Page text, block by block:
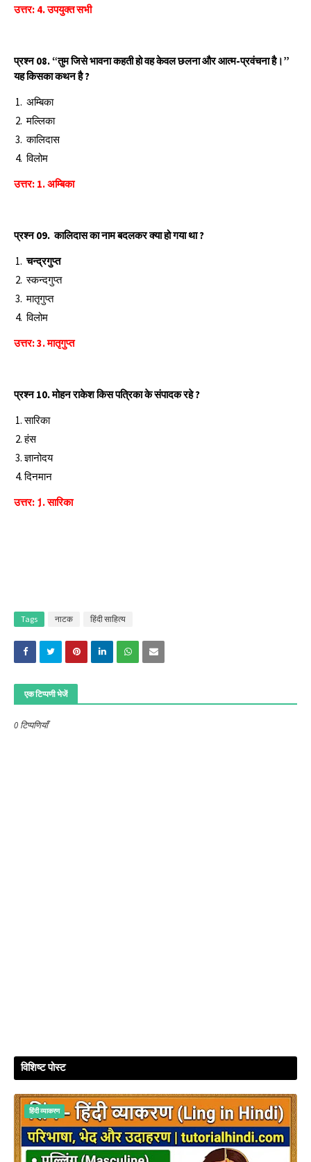
उत्तर: 4. उपयुक्त सभी
प्रश्‍न 08. “तुम जिसे भावना कहती हो वह केवल छलना और आत्म-प्रवंचना है।”
यह किसका कथन है ?
अम्बिका
मल्लिका
कालिदास
विलोम
उत्तर: 1. अम्बिका
प्रश्‍न 09. कालिदास का नाम बदलकर क्या हो गया था ?
चन्द्रगुप्त
स्कन्दगुप्त
मातृगुप्त
विलोम
उत्तर: 3. मातृगुप्त
प्रश्‍न 10. मोहन राकेश किस पत्रिका के संपादक रहे ?
सारिका
हंस
ज्ञानोदय
दिनमान
उत्तर: 1़. सारिका
Tags नाटक हिंदी साहित्‍य
एक टिप्पणी भेजें
0 टिप्पणियाँ
विशिष्ट पोस्ट
हिंदी व्‍याकरण